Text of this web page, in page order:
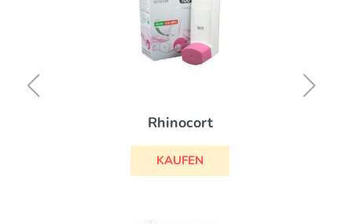
Rhinocort
KAUFEN